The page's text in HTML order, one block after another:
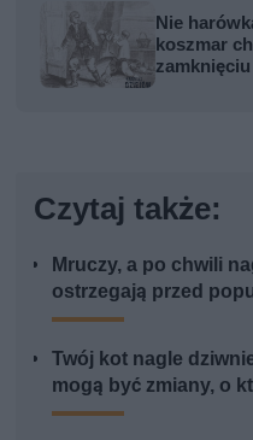
Nie
koszmar
Czytaj także:
Mruczy, a po chwili
ostrzegają przed
Twój kot nagle
mogą być zmiany, o